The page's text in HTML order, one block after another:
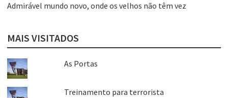
Admirável mundo novo, onde os velhos não têm vez
MAIS VISITADOS
As Portas
Treinamento para terrorista